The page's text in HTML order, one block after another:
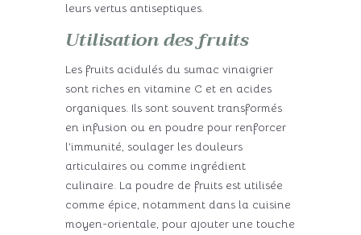
leurs vertus antiseptiques.
Utilisation des fruits
Les fruits acidulés du sumac vinaigrier
sont riches en vitamine C et en acides
organiques. Ils sont souvent transformés
en infusion ou en poudre pour renforcer
l’immunité, soulager les douleurs
articulaires ou comme ingrédient
culinaire. La poudre de fruits est utilisée
comme épice, notamment dans la cuisine
moyen-orientale, pour ajouter une touche